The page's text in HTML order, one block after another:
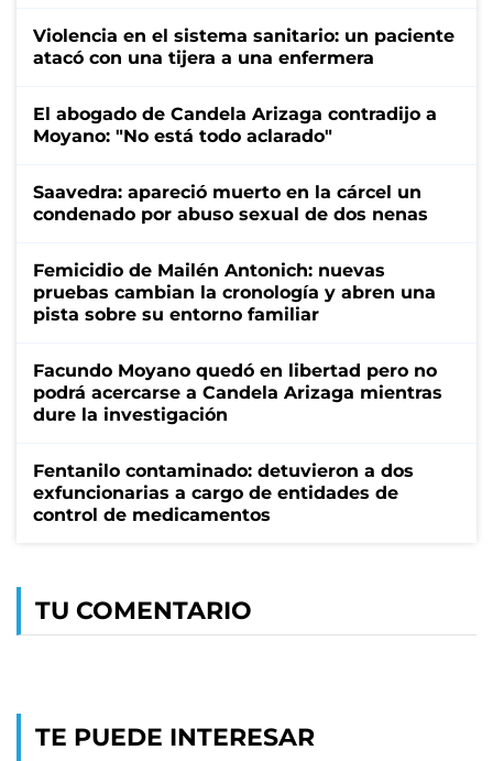
Violencia en el sistema sanitario: un paciente
atacó con una tijera a una enfermera
El abogado de Candela Arizaga contradijo a
Moyano: "No está todo aclarado"
Saavedra: apareció muerto en la cárcel un
condenado por abuso sexual de dos nenas
Femicidio de Mailén Antonich: nuevas
pruebas cambian la cronología y abren una
pista sobre su entorno familiar
Facundo Moyano quedó en libertad pero no
podrá acercarse a Candela Arizaga mientras
dure la investigación
Fentanilo contaminado: detuvieron a dos
exfuncionarias a cargo de entidades de
control de medicamentos
TU COMENTARIO
TE PUEDE INTERESAR